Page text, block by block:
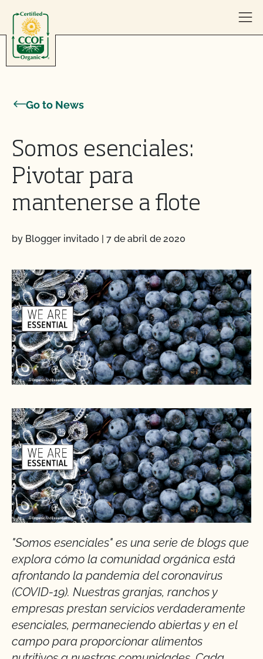
Go to News
Somos esenciales:
Pivotar para
mantenerse a flote
by Blogger invitado | 7 de abril de 2020
"Somos esenciales" es una serie de blogs que
explora cómo la comunidad orgánica está
afrontando la pandemia del coronavirus
(COVID-19). Nuestras granjas, ranchos y
empresas prestan servicios verdaderamente
esenciales, permaneciendo abiertas y en el
campo para proporcionar alimentos